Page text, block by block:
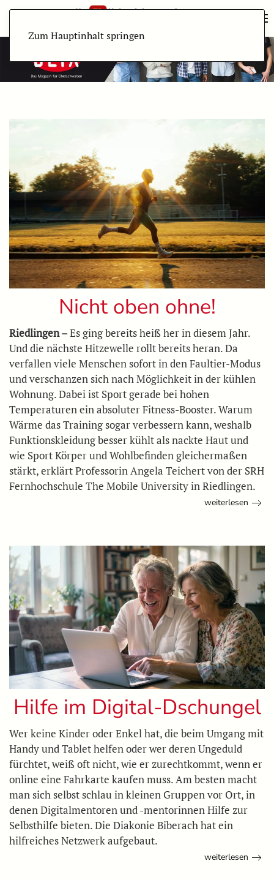
Zum Hauptinhalt springen
Nicht oben ohne!
Riedlingen –Es ging bereits heiß her in diesem Jahr.
Und die nächste Hitzewelle rollt bereits heran. Da
verfallen viele Menschen sofort in den Faultier-Modus
und verschanzen sich nach Möglichkeit in der kühlen
Wohnung. Dabei ist Sport gerade bei hohen
Temperaturen ein absoluter Fitness-Booster. Warum
Wärme das Training sogar verbessern kann, weshalb
Funktionskleidung besser kühlt als nackte Haut und
wie Sport Körper und Wohlbefinden gleichermaßen
stärkt, erklärt Professorin Angela Teichert von der SRH
Fernhochschule The Mobile University in Riedlingen.
weiterlesen
Hilfe im Digital-Dschungel
Wer keine Kinder oder Enkel hat, die beim Umgang mit
Handy und Tablet helfen oder wer deren Ungeduld
fürchtet, weiß oft nicht, wie er zurechtkommt, wenn er
online eine Fahrkarte kaufen muss. Am besten macht
man sich selbst schlau in kleinen Gruppen vor Ort, in
denen Digitalmentoren und -mentorinnen Hilfe zur
Selbsthilfe bieten. Die Diakonie Biberach hat ein
hilfreiches Netzwerk aufgebaut.
weiterlesen